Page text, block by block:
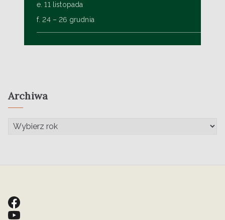
e. 11 listopada
f. 24 – 26 grudnia
Archiwa